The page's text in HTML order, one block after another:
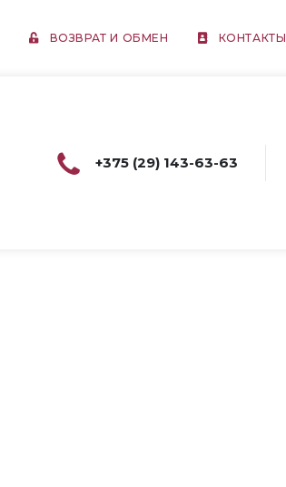
ВОЗВРАТ И ОБМЕН КОНТАКТЫ
+375 (29) 143-63-63